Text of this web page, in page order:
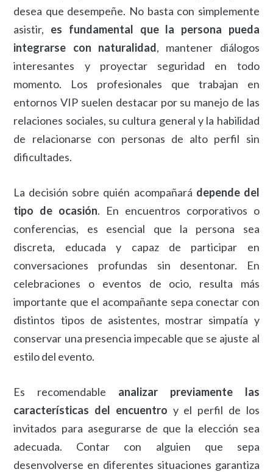
desea que desempeñe. No basta con simplemente
asistir, es fundamental que la persona pueda
integrarse con naturalidad, mantener diálogos
interesantes y proyectar seguridad en todo
momento. Los profesionales que trabajan en
entornos VIP suelen destacar por su manejo de las
relaciones sociales, su cultura general y la habilidad
de relacionarse con personas de alto perfil sin
dificultades.
La decisión sobre quién acompañará depende del
tipo de ocasión. En encuentros corporativos o
conferencias, es esencial que la persona sea
discreta, educada y capaz de participar en
conversaciones profundas sin desentonar. En
celebraciones o eventos de ocio, resulta más
importante que el acompañante sepa conectar con
distintos tipos de asistentes, mostrar simpatía y
conservar una presencia impecable que se ajuste al
estilo del evento.
Es recomendable analizar previamente las
características del encuentro y el perfil de los
invitados para asegurarse de que la elección sea
adecuada. Contar con alguien que sepa
desenvolverse en diferentes situaciones garantiza